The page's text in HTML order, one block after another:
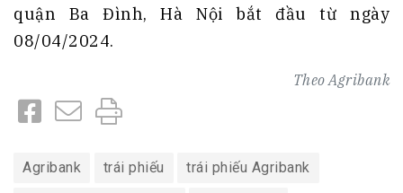
quận Ba Đình, Hà Nội bắt đầu từ ngày
08/04/2024.
TheoAgribank
Agribank trái phiếu trái phiếu Agribank